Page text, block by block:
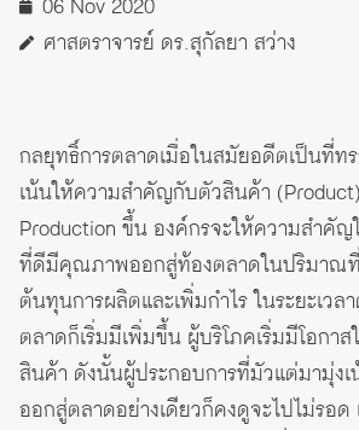
06 Nov 2020
ศาสตราจารย์ ดร.สุกัลยา สว่าง
กลยุทธิ์การตลาดเมื่อในสมัยอดีตเป็นที่ทร
เน้นให้ความสำคัญกับตัวสินค้า
Production ขึ้น องค์กรจะให้ความสำคั
ที่ดีมีคุณภาพออกสู่ท้องตลาดในปริมาณที่
ต้นทุนการผลิตและเพิ่มกำไร ในระยะเวล
ตลาดก็เริ่มมีเพิ่มขึ้น ผู้บริโภคเริ่มมีโอกาส
สินค้า ดังนั้นผู้ประกอบการที่มัวแต่มามุ่ง
ออกสู่ตลาดอย่างเดียวก็คงดูจะไปไม่รอด